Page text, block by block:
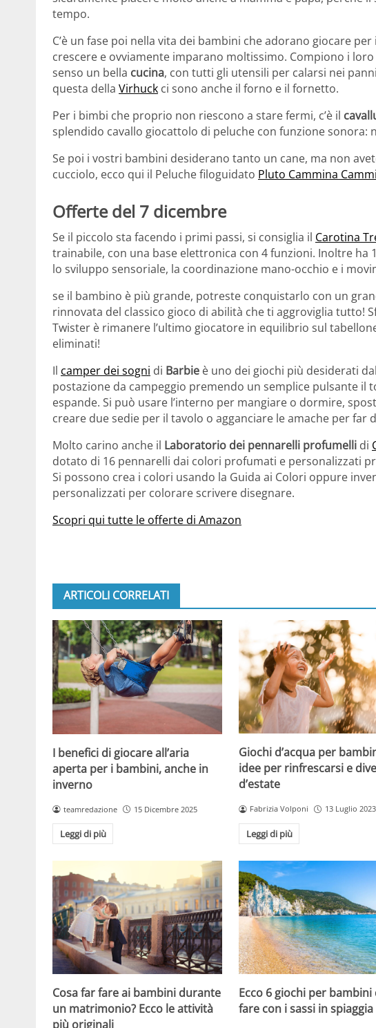
tempo.
C’è un fase poi nella vita dei bambini che adorano giocare
crescere e ovviamente imparano moltissimo. Compiono i
senso un bella cucina, con tutti gli utensili per calarsi nei
questa della Virhuck ci sono anche il forno e il fornetto.
Per i bimbi che proprio non riescono a stare fermi, c’è il
splendido cavallo giocattolo di peluche con funzione sonora:
Se poi i vostri bambini desiderano tanto un cane, ma non
cucciolo, ecco qui il Peluche filoguidato Pluto Cammina
Offerte del 7 dicembre
Se il piccolo sta facendo i primi passi, si consiglia il Carotina
trainabile, con una base elettronica con 4 funzioni. Inoltre ha
lo sviluppo sensoriale, la coordinazione mano-occhio e i
se il bambino è più grande, potreste conquistarlo con un
rinnovata del classico gioco di abilità che ti aggroviglia tutto!
Twister è rimanere l’ultimo giocatore in equilibrio sul
eliminati!
Il camper dei sogni di Barbie è uno dei giochi più desiderati
postazione da campeggio premendo un semplice pulsante il
espande. Si può usare l’interno per mangiare o dormire,
creare due sedie per il tavolo o agganciare le amache per far
Molto carino anche il Laboratorio dei pennarelli profumelli di
dotato di 16 pennarelli dai colori profumati e personalizzati
Si possono crea i colori usando la Guida ai Colori oppure
personalizzati per colorare scrivere disegnare.
Scopri qui tutte le offerte di Amazon
ARTICOLI CORRELATI
I benefici di giocare all’aria
aperta per i bambini, anche in
inverno
teamredazione 15 Dicembre 2025
Leggi di più
Giochi d’acqua per
idee per rinfrescarsi e
d’estate
Fabrizia Volponi 13 Luglio 2023
Leggi di più
Cosa far fare ai bambini durante
un matrimonio? Ecco le attività
più originali
Ecco 6 giochi per bambini
fare con i sassi in spiaggia